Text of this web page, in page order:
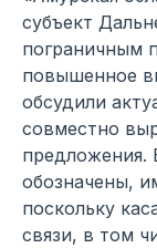
субъект
пограничным
повышенное
обсудили
совместно
предложения.
обозначены,
поскольку
связи, в том